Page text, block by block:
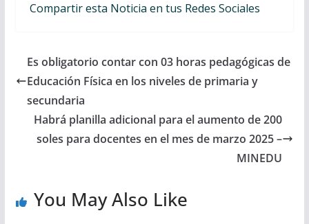
Compartir esta Noticia en tus Redes Sociales
Es obligatorio contar con 03 horas pedagógicas de
Educación Física en los niveles de primaria y
secundaria
Habrá planilla adicional para el aumento de 200
soles para docentes en el mes de marzo 2025 –
MINEDU
You May Also Like